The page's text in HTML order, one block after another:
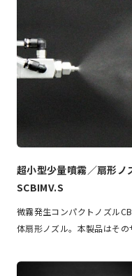
超小型少量噴霧／扇形ノ
SCBIMV.S
微霧発生コンパクトノズル
体扇形ノズル。本製品はその